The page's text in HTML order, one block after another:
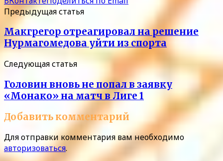
Предыдущая статья
Макгрегор отреагировал на решение
Нурмагомедова уйти из спорта
Следующая статья
Головин вновь не попал в заявку
«Монако» на матч в Лиге 1
Добавить комментарий
Для отправки комментария вам необходимо
авторизоваться.